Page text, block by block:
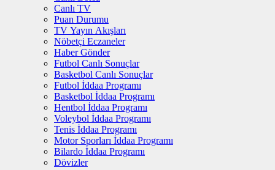
Canlı TV
Puan Durumu
TV Yayın Akışları
Nöbetçi Eczaneler
Haber Gönder
Futbol Canlı Sonuçlar
Basketbol Canlı Sonuçlar
Futbol İddaa Programı
Basketbol İddaa Programı
Hentbol İddaa Programı
Voleybol İddaa Programı
Tenis İddaa Programı
Motor Sporları İddaa Programı
Bilardo İddaa Programı
Dövizler